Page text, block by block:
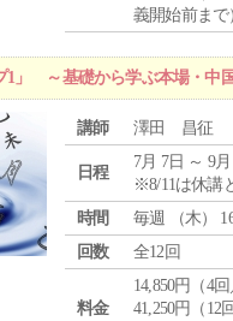
義開始前まで
1」 ～基礎から学ぶ本場・中
講師 澤田 昌征
日程
7月 7日 ～ 9月
※8/11は休講
時間
毎週 （木）
回数
全12回
料金
14,850円（4
41,250円（